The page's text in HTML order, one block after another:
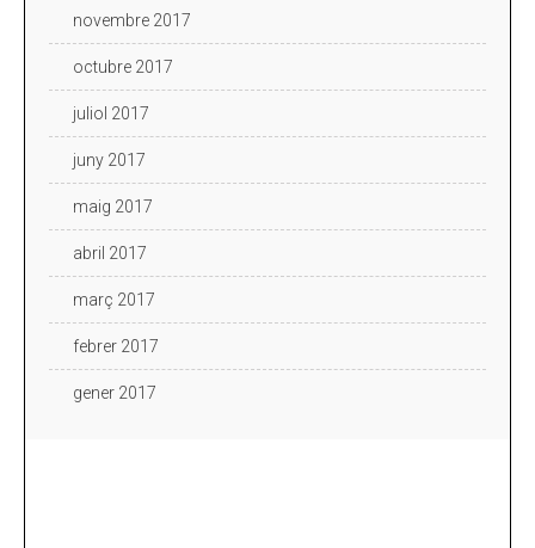
novembre 2017
octubre 2017
juliol 2017
juny 2017
maig 2017
abril 2017
març 2017
febrer 2017
gener 2017